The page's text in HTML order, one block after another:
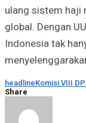
ulang sistem haji
global. Dengan
Indonesia tak
headlineKomisi VIII
Share